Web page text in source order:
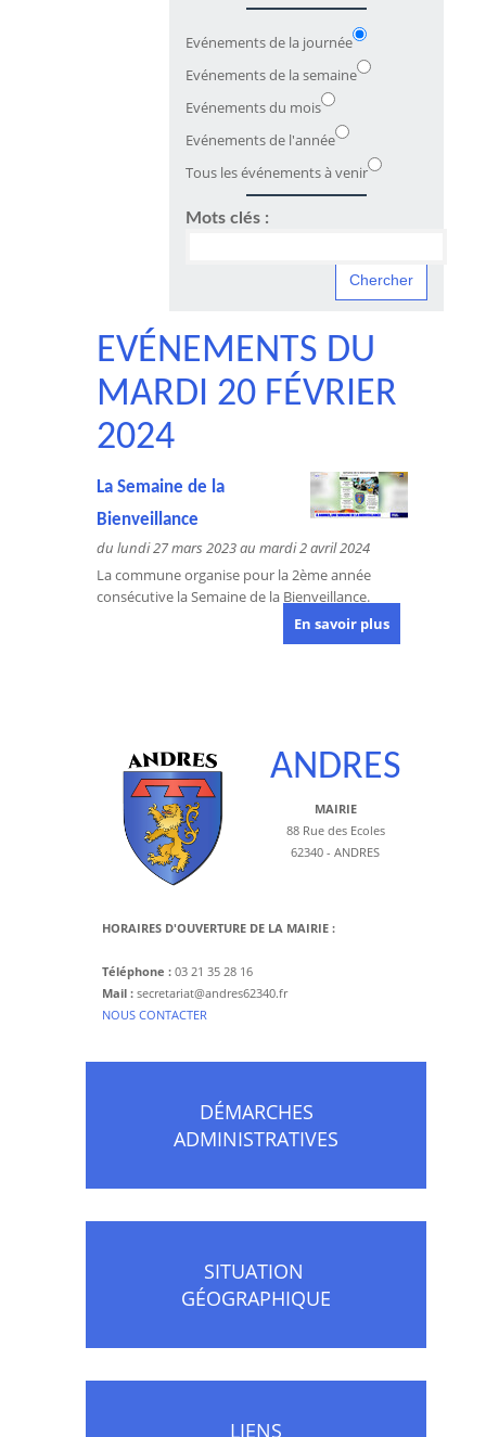
Evénements de la journée
Evénements de la semaine
Evénements du mois
Evénements de l'année
Tous les événements à venir
Mots clés :
EVÉNEMENTS DU
MARDI 20 FÉVRIER
2024
La Semaine de la
Bienveillance
du lundi 27 mars 2023 au mardi 2 avril 2024
La commune organise pour la 2ème année
consécutive la Semaine de la Bienveillance.
En savoir plus
ANDRES
MAIRIE
88 Rue des Ecoles
62340 - ANDRES
HORAIRES D'OUVERTURE DE LA MAIRIE :
Téléphone : 03 21 35 28 16
Mail : secretariat@andres62340.fr
​NOUS CONTACTER
DÉMARCHES
ADMINISTRATIVES
SITUATION
GÉOGRAPHIQUE
LIENS